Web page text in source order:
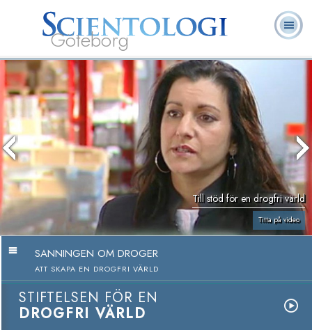
Göteborg
L. Ron
Hubbard
Vad är
Scientologi?
Frivilligpastorer
Ofta ställda
frågor
Till stöd för en drogfri värld
Titta på video
SANNINGEN OM DROGER
ATT SKAPA EN DROGFRI VÄRLD
STIFTELSEN FÖR EN
DROGFRI VÄRLD